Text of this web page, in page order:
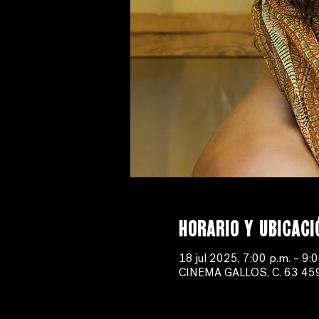
Horario y
18 jul 2025, 7:00 p.m. –
CINEMA GALLOS, C. 63